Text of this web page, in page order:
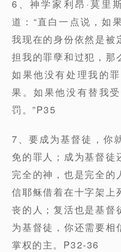
6、神学家利昂·莫里
道：“直白一点说，如
我现在的身份依然是被
担我的罪孽和过犯，那
如果他没有处理我的
果。如果他没有替我
罚。”P35
7、要成为基督徒，你
免的罪人；成为基督徒
完全的神，也是完全的
信耶稣借着在十字架上
丧的人；复活也是基督
为基督徒，你还需要相
掌权的主。P32-36